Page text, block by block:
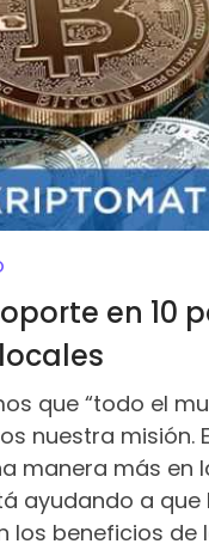
en 10
que “todo el
nuestra misión.
manera más en
ayudando a que
los beneficios de